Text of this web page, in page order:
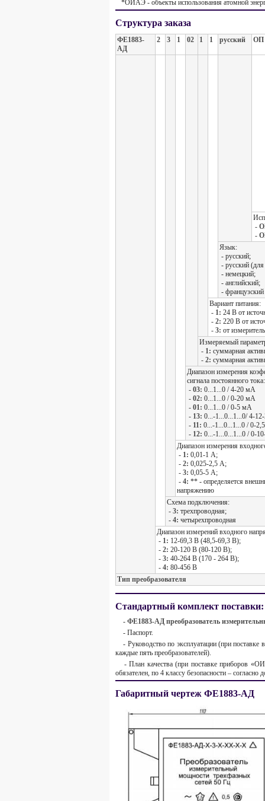
*ОИАЭ - объекты использования атомной
Структура заказа
ФЕ1883-
АД
2 3 1 02 1 1 русский ОП
-
-
Язык:
- русский;
- русский
- немецкий;
- английский;
- французский
Вариант питания:
- 1: 24 В от
- 2: 220 В от
- 3: от
Измеряемый
- 1: суммарная
- 2: суммарная
Диапазон измерения
сигнала постоянного тока:
- 03: 0...1...0 / 4-20 мА
- 02: 0...1...0 / 0-20 мА
- 01: 0...1...0 / 0-5 мА
- 13: 0...-1...0...1...0/ 4-
- 11: 0...-1...0...1...0 / 0-
- 12: 0...-1...0...1...0 / 0-
Диапазон измерения
- 1: 0,01-1 А;
- 2: 0,025-2,5 А;
- 3: 0,05-5 А;
- 4: ** - определяется
напряжению
Схема подключения:
- 3: трехпроводная;
- 4: четырехпроводная
Диапазон измерений входного
- 1: 12-69,3 В (48,5-69,3 В);
- 2: 20-120 В (80-120 В);
- 3: 40-264 В (170 - 264 В);
- 4: 80-456 В
Тип преобразователя
Стандартный комплект поставки:
- ФЕ1883-АД преобразователь
- Паспорт.
- Руководство по эксплуатации (при поставке
каждые пять преобразователей).
- План качества (при поставке приборов
обязателен, по 4 классу безопасности –
Габаритный чертеж ФЕ1883-АД